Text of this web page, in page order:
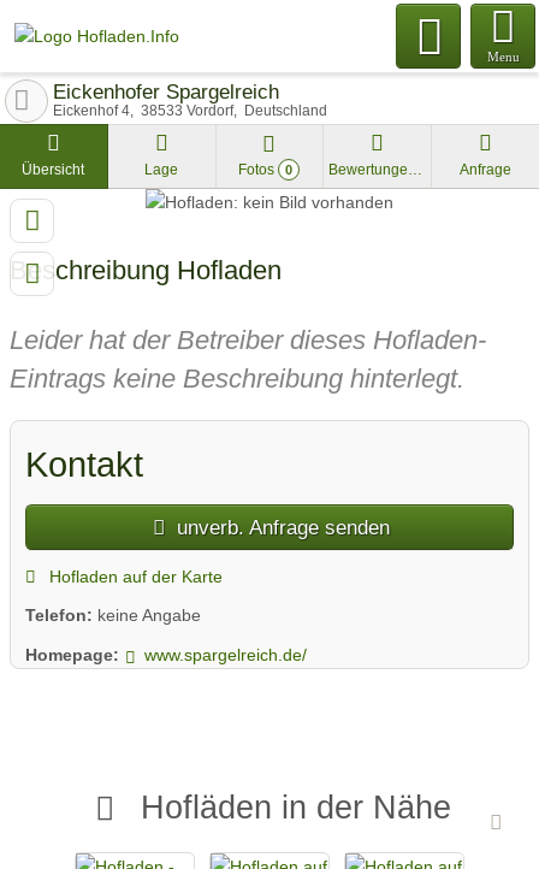
Menu
Eickenhofer Spargelreich
Eickenhof 4 38533 Vordorf Deutschland
Übersicht Lage Fotos 0 Bewertungen Anfrage
Beschreibung Hofladen
Leider hat der Betreiber dieses Hofladen-
Eintrags keine Beschreibung hinterlegt.
Kontakt
unverb. Anfrage senden
Hofladen auf der Karte
Telefon: keine Angabe
Homepage: www.spargelreich.de/
Hofläden in der Nähe